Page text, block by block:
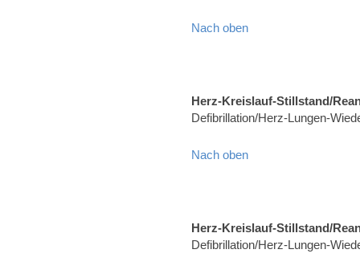
Nach oben
Herz-Kreislauf-Stillstand/
Defibrillation/Herz-Lungen-
Nach oben
Herz-Kreislauf-Stillstand/
Defibrillation/Herz-Lungen-